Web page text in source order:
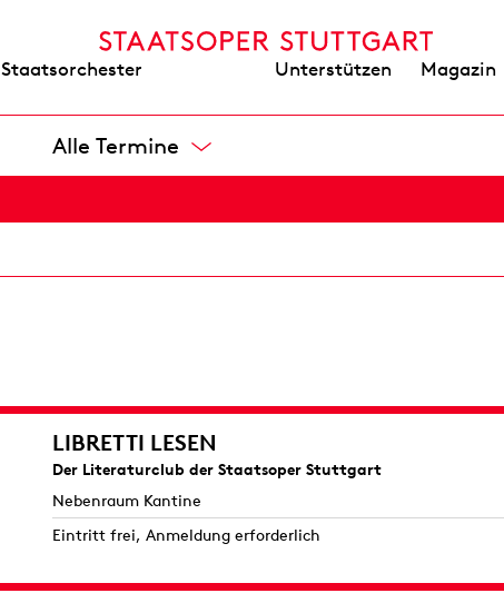
Staatsorchester Unterstützen Magazin
Alle Termine
VON NÜRNBERG
von Richard Wagner
Wieder im Repertoire
Dichtung vom Komponisten
LIBRETTI LESEN
Der Literaturclub der Staatsoper Stuttgart
Nebenraum Kantine
Eintritt frei, Anmeldung erforderlich